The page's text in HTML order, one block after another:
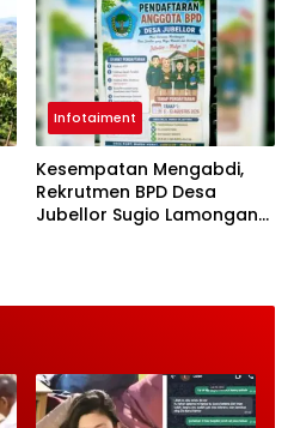
Infotaiment
Kesempatan Mengabdi,
Rekrutmen BPD Desa
Jubellor Sugio Lamongan